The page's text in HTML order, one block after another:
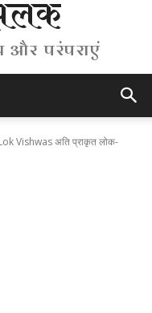
और परंपराएं
Vishwas अति प्राकृत लोक-